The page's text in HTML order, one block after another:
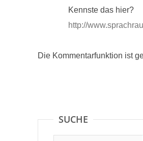
Kennste das hier?
http://
Die Kommentarfunktion ist
SUCHE